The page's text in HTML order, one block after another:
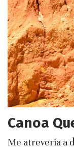
Canoa
Me atrevería a